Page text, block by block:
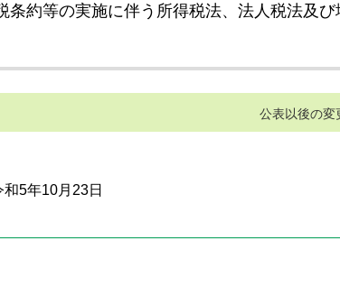
条約等の実施に伴う所得税法、法人税法及
公表以後の変
和5年10月23日